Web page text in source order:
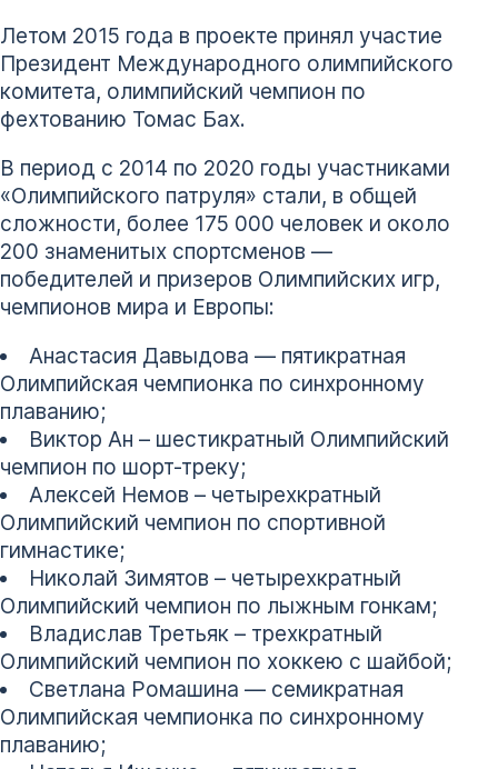
Летом 2015 года в проекте принял участие
Президент Международного олимпийского
комитета, олимпийский чемпион по
фехтованию Томас Бах.
В период с 2014 по 2020 годы участниками
«Олимпийского патруля» стали, в общей
сложности, более 175 000 человек и около
200 знаменитых спортсменов —
победителей и призеров Олимпийских игр,
чемпионов мира и Европы:
Анастасия Давыдова — пятикратная
Олимпийская чемпионка по синхронному
плаванию;
Виктор Ан – шестикратный Олимпийский
чемпион по шорт-треку;
Алексей Немов – четырехкратный
Олимпийский чемпион по спортивной
гимнастике;
Николай Зимятов – четырехкратный
Олимпийский чемпион по лыжным гонкам;
Владислав Третьяк – трехкратный
Олимпийский чемпион по хоккею с шайбой;
Светлана Ромашина — семикратная
Олимпийская чемпионка по синхронному
плаванию;